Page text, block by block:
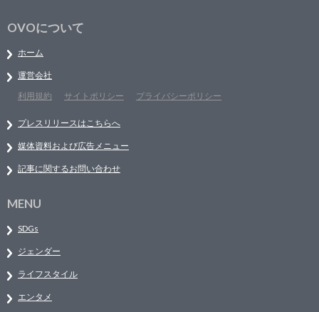
OVOについて
ホーム
運営会社
利用規約
サイトポリシー プライバシーポリシー
プレスリリースはこちらへ
媒体資料および広告メニュー
記事に関するお問い合わせ
MENU
SDGs
ジェンダー
ライフスタイル
エンタメ